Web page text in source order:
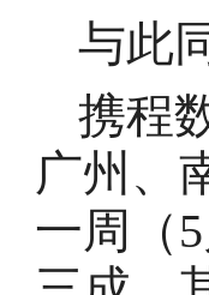
与此
携程
广州、
一周（